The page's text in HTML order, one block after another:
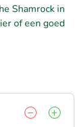
Shamrock in
of een goed